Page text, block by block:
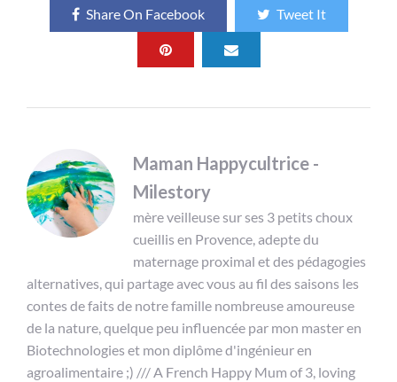
Share On Facebook Tweet It
Maman Happycultrice -
Milestory
mère veilleuse sur ses 3 petits choux
cueillis en Provence, adepte du
maternage proximal et des pédagogies
alternatives, qui partage avec vous au fil des saisons les
contes de faits de notre famille nombreuse amoureuse
de la nature, quelque peu influencée par mon master en
Biotechnologies et mon diplôme d'ingénieur en
agroalimentaire ;) /// A French Happy Mum of 3, loving